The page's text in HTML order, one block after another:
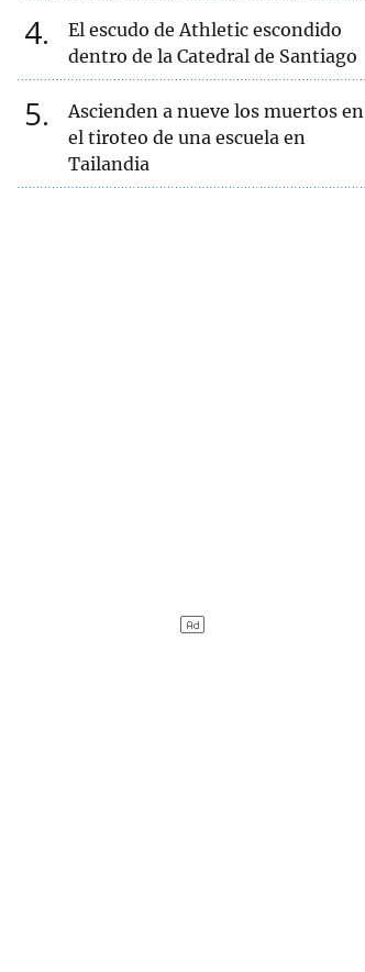
4
El escudo de Athletic escondido
dentro de la Catedral de Santiago
5
Ascienden a nueve los muertos en
el tiroteo de una escuela en
Tailandia